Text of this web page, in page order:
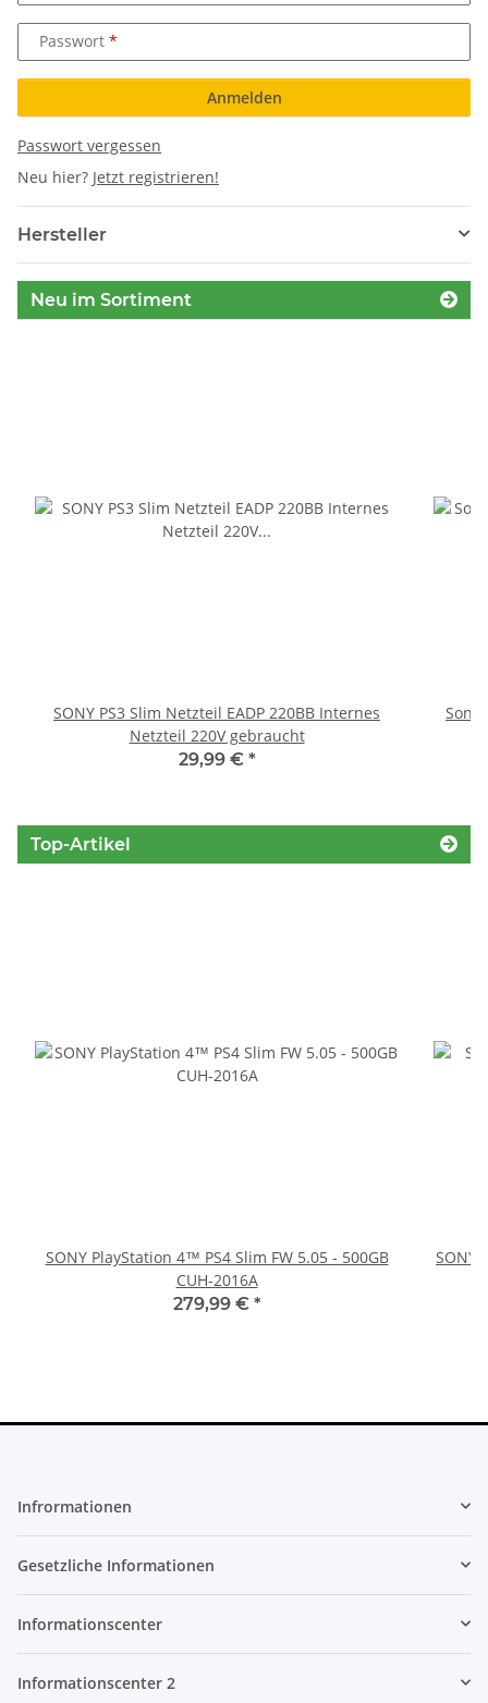
Passwort
Anmelden
Passwort vergessen
Neu hier? Jetzt registrieren!
Hersteller
Neu im Sortiment
SONY PS3 Slim Netzteil EADP 220BB Internes
Netzteil 220V gebraucht
29,99 € *
Sony
Top-Artikel
SONY PlayStation 4™ PS4 Slim FW 5.05 - 500GB
CUH-2016A
279,99 € *
SONY
Infrormationen
Gesetzliche Informationen
Informationscenter
Informationscenter 2